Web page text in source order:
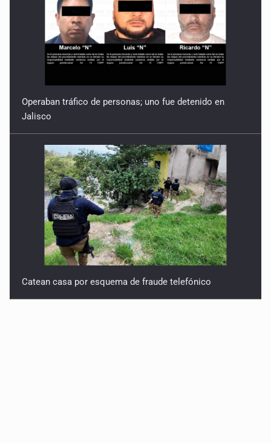
Operaban tráfico de personas; uno fue detenido en
Jalisco
Catean casa por esquema de fraude telefónico